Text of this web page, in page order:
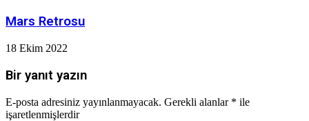
Mars Retrosu
18 Ekim 2022
Bir yanıt yazın
E-posta adresiniz yayınlanmayacak. Gerekli alanlar * ile
işaretlenmişlerdir